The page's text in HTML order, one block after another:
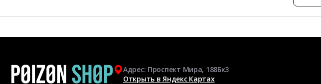
Адрес: Проспект Мира, 188Бк3
Открыть в Яндекс Картах